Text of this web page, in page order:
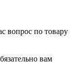
вопрос по товару
вам